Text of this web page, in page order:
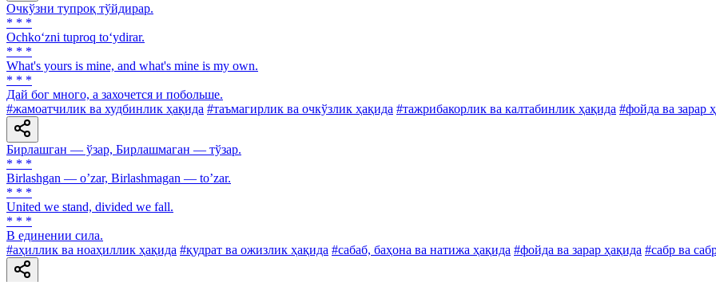
Очкўзни тупроқ тўйдирар.
* * *
Ochko‘zni tuproq to‘ydirar.
* * *
What's yours is mine, and what's mine is my own.
* * *
Дай бог много, а захочется и побольше.
#жамоатчилик ва худбинлик ҳақида #таъмагирлик ва очкўзлик ҳақида #тажрибакорлик ва калтабинлик ҳақида #фойда ва зарар
Бирлашган — ўзар, Бирлашмаган — тўзар.
* * *
Birlashgan — oʼzar, Birlashmagan — toʼzar.
* * *
United we stand, divided we fall.
* * *
В единении сила.
#аҳиллик ва ноаҳиллик ҳақида #қудрат ва ожизлик ҳақида #сабаб, баҳона ва натижа ҳақида #фойда ва зарар ҳақида #сабр ва